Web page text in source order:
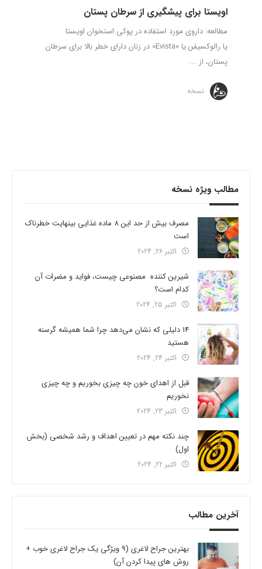
اویستا برای پیشگیری از سرطان پستان
مطالعه: داروی مورد استفاده در پوکی استخوان اویستا
یا رالوکسیفن یا «Evista» در زنان دارای خطر بالا برای سرطان
پستان، از ...
نسخه
مطالب ویژه نسخه
مصرف بیش از حد این 8 ماده غذایی بینهایت خطرناک
است
اکتبر 26, 2024
شیرین کننده مصنوعی چیست، فواید و مضرات آن
کدام است؟
اکتبر 25, 2024
14 دلیلی که نشان می‌دهد چرا شما همیشه گرسنه
هستید
اکتبر 24, 2024
قبل از اهدای خون چه چیزی بخوریم و چه چیزی
نخوریم
اکتبر 23, 2024
چند نکته مهم در تعیین اهداف و رشد شخصی (بخش
اول)
اکتبر 22, 2024
آخرین مطالب
بهترین جراح لاغری (9 ویژگی یک جراح لاغری خوب +
روش های پیدا کردن آن)